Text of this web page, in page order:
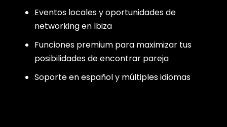
Eventos locales y oportunidades de
networking en Ibiza
Funciones premium para maximizar tus
posibilidades de encontrar pareja
Soporte en español y múltiples idiomas